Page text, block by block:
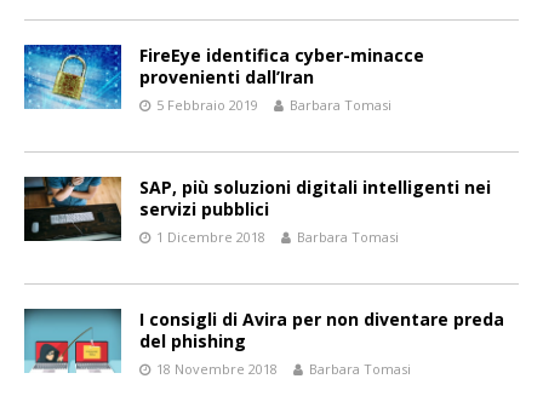
FireEye identifica cyber-minacce
provenienti dall’Iran
5 Febbraio 2019 Barbara Tomasi
SAP, più soluzioni digitali intelligenti nei
servizi pubblici
1 Dicembre 2018 Barbara Tomasi
I consigli di Avira per non diventare preda
del phishing
18 Novembre 2018 Barbara Tomasi